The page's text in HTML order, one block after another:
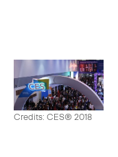
Credits: CES® 2018